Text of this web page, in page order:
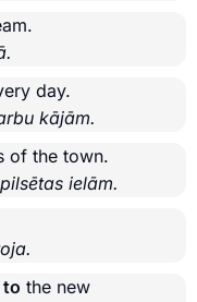
day.
kājām.
of the town.
ielām.
to the new